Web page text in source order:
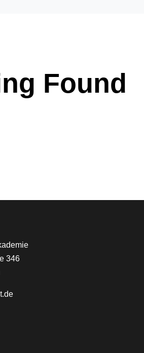
Found
346